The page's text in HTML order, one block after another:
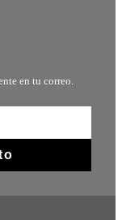
en tu correo.